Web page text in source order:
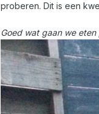
proberen. Dit is een
Goed wat gaan we eten